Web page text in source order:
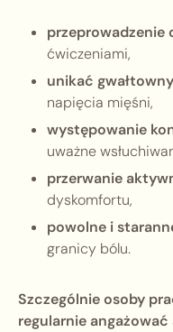
przeprowadzenie
ćwiczeniami,
unikać
napięcia mięśni,
występowanie
uważne
przerwanie
dyskomfortu,
powolne i
granicy bólu.
Szczególnie osoby
regularnie